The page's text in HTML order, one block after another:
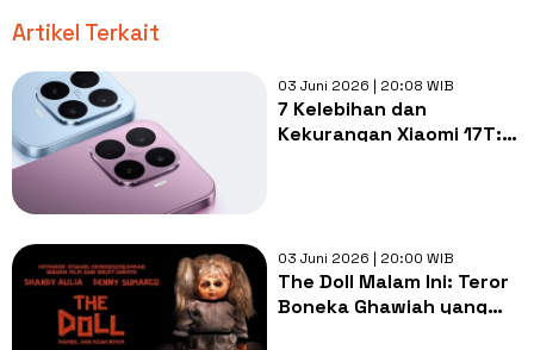
Artikel Terkait
03 Juni 2026 | 20:08 WIB
7 Kelebihan dan
Kekurangan Xiaomi 17T:
03 Juni 2026 | 20:00 WIB
The Doll Malam Ini: Teror
Boneka Ghawiah yang